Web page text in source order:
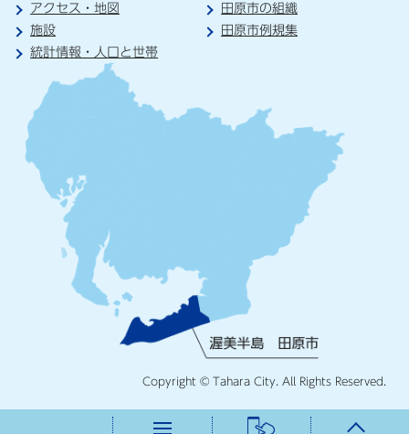
アクセス・地図
田原市の組織
施設
田原市例規集
統計情報・人口と世帯
Copyright © Tahara City. All Rights Reserved.